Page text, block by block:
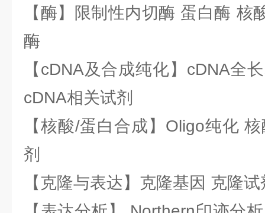
【酶】限制性内切酶 蛋白酶 核
酶
【cDNA及合成纯化】cDNA全
cDNA相关试剂
【核酸/蛋白合成】Oligo纯化
剂
【克隆与表达】克隆基因 克隆